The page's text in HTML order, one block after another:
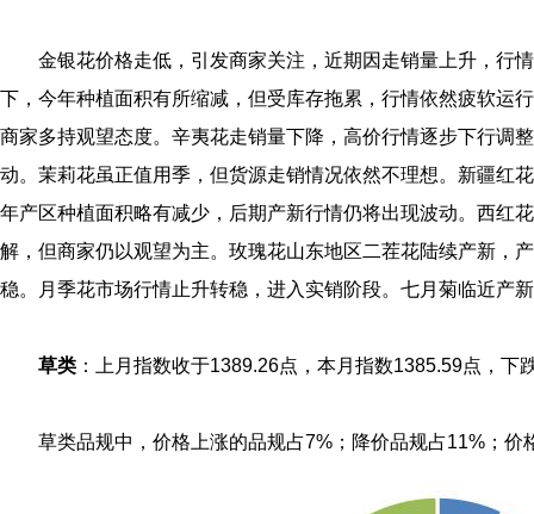
金银花价格走低，引发商家关注，近期因走销量上升，行
下，今年种植面积有所缩减，但受库存拖累，行情依然疲软运
商家多持观望态度。辛夷花走销量下降，高价行情逐步下行调
动。茉莉花虽正值用季，但货源走销情况依然不理想。新疆红
年产区种植面积略有减少，后期产新行情仍将出现波动。西红
解，但商家仍以观望为主。玫瑰花山东地区二茬花陆续产新，
稳。月季花市场行情止升转稳，进入实销阶段。七月菊临近产
草类 ：上月指数收于1389.26点，本月指数1385.59点，下
草类品规中，价格上涨的品规占7%；降价品规占11%；价